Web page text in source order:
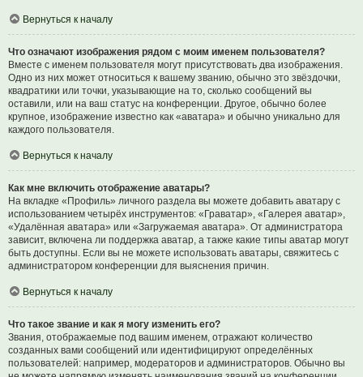
Вернуться к началу
Что означают изображения рядом с моим именем пользователя?
Вместе с именем пользователя могут присутствовать два изображения.
Одно из них может относиться к вашему званию, обычно это звёздочки,
квадратики или точки, указывающие на то, сколько сообщений вы
оставили, или на ваш статус на конференции. Другое, обычно более
крупное, изображение известно как «аватара» и обычно уникально для
каждого пользователя.
Вернуться к началу
Как мне включить отображение аватары?
На вкладке «Профиль» личного раздела вы можете добавить аватару с
использованием четырёх инструментов: «Граватар», «Галерея аватар»,
«Удалённая аватара» или «Загружаемая аватара». От администратора
зависит, включена ли поддержка аватар, а также какие типы аватар могут
быть доступны. Если вы не можете использовать аватары, свяжитесь с
администратором конференции для выяснения причин.
Вернуться к началу
Что такое звание и как я могу изменить его?
Звания, отображаемые под вашим именем, отражают количество
созданных вами сообщений или идентифицируют определённых
пользователей: например, модераторов и администраторов. Обычно вы